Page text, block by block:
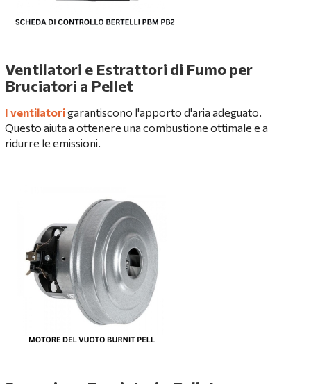
Ventilatori e Estrattori di Fumo per
Bruciatori a Pellet
I ventilatorigarantiscono l'apporto d'aria adeguato.
Questo aiuta a ottenere una combustione ottimale e a
ridurre le emissioni.